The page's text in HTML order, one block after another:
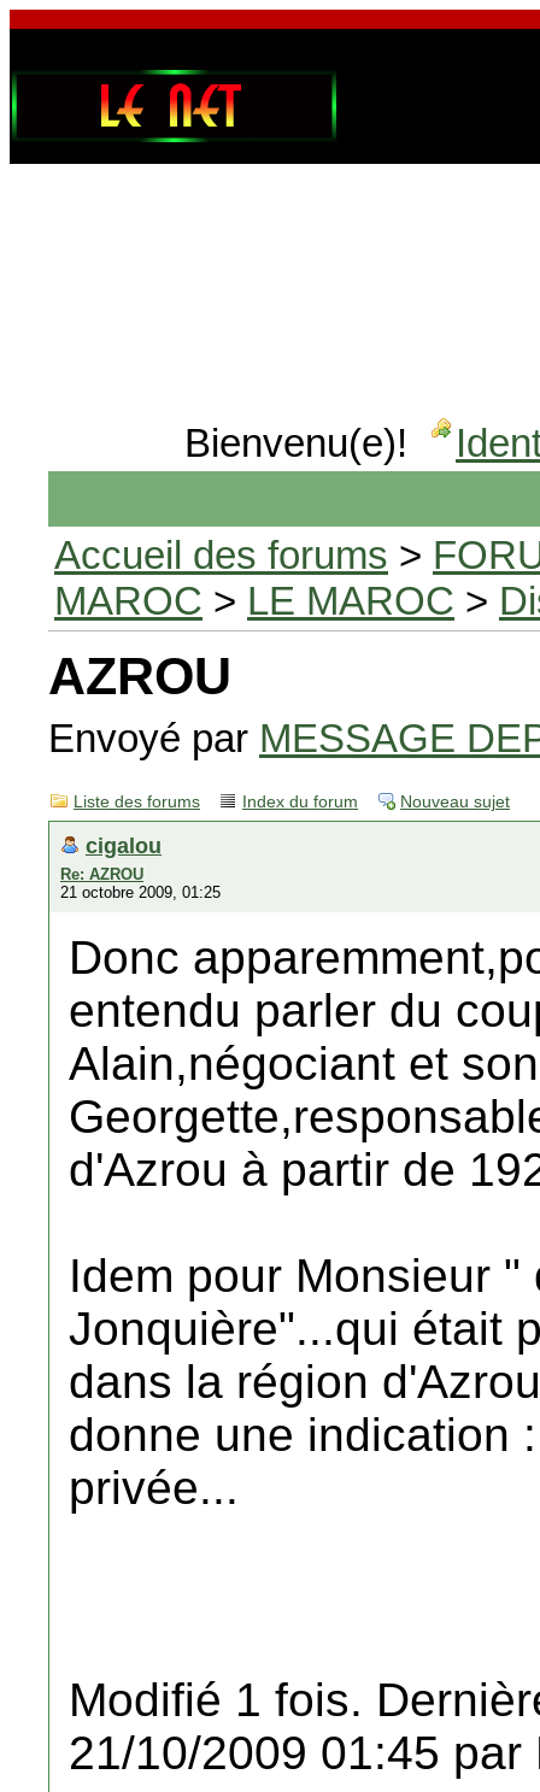
Bienvenu(e)!
Accueil des forums >
MAROC > LE MAROC >
AZROU
Envoyé par MESSAGE
Liste des forums Index du forum Nouveau sujet
cigalou
Re: AZROU
21 octobre 2009, 01:25
Donc
entendu parler du
Alain,négociant et
d'Azrou à partir de
Idem pour Monsieur "
Jonquière"...qui était
dans la région
donne une indication
privée...
Modifié 1 fois.
21/10/2009 01:45 par